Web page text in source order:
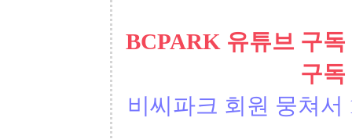
BCPARK 유튜브 구
구독
비씨파크 회원 뭉쳐서